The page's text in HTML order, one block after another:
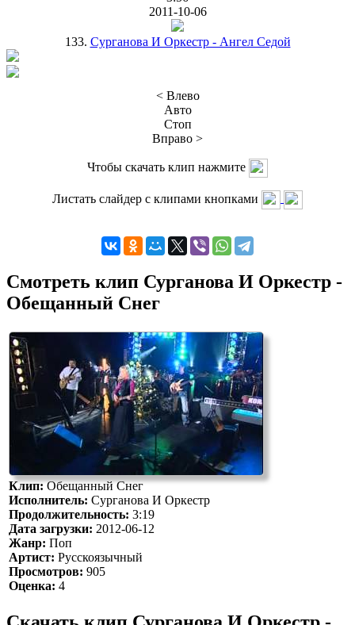
2011-10-06
133. Сурганова И Оркестр - Ангел Седой
< Влево
Авто
Стоп
Вправо >
Чтобы скачать клип нажмите
Листать слайдер с клипами кнопками
Смотреть клип Сурганова И Оркестр -
Обещанный Снег
Клип:Обещанный Снег
Исполнитель: Сурганова И Оркестр
Продолжительность: 3:19
Дата загрузки: 2012-06-12
Жанр: Поп
Артист: Русскоязычный
Просмотров: 905
Оценка: 4